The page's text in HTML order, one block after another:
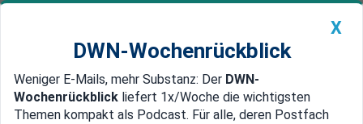
Newsticker MEIN DWN: Geldanlage Premium
Edelmetalle DWN-Magazin China
X
DWN-Wochenrückblick
Weniger E-Mails, mehr Substanz: Der DWN-
Wochenrückblick liefert 1x/Woche die wichtigsten
Themen kompakt als Podcast. Für alle, deren Postfach